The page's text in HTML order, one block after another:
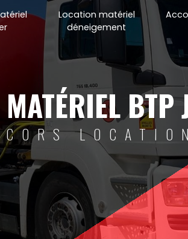
Location matériel
déneigement
MATÉRIEL
LOCATION